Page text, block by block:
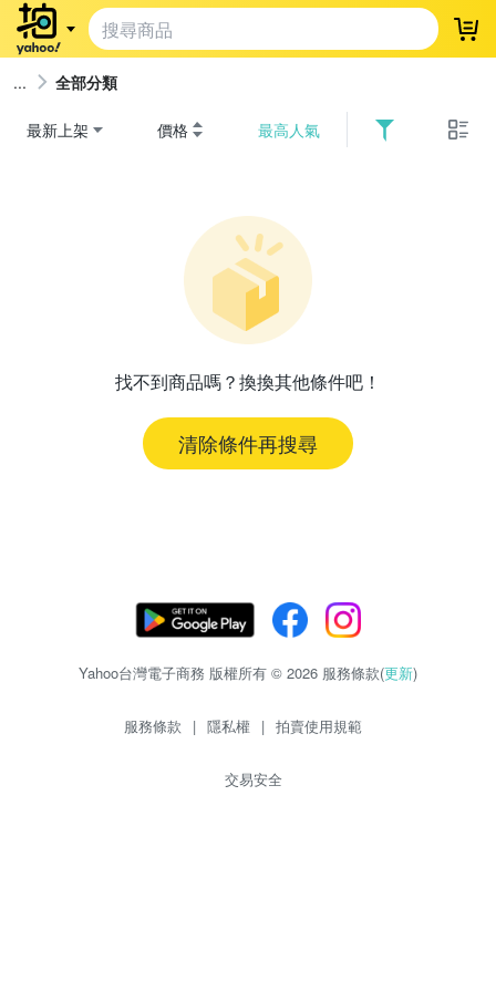
登
全部分類
最新上架 價格 最高人氣
找不到商品嗎？換換其他條件吧！
清除條件再搜尋
Yahoo台灣電子商務 版權所有 © 2026 服務條款(更新)
服務條款 | 隱私權 | 拍賣使用規範
交易安全